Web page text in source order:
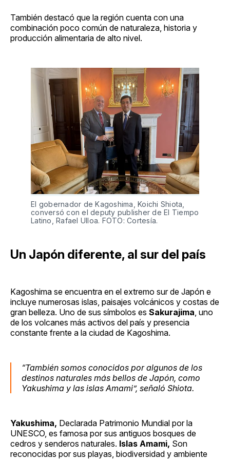
También destacó que la región cuenta con una
combinación poco común de naturaleza, historia y
producción alimentaria de alto nivel.
El gobernador de Kagoshima, Koichi Shiota,
conversó con el deputy publisher de El Tiempo
Latino, Rafael Ulloa. FOTO: Cortesía.
Un Japón diferente, al sur del país
Kagoshima se encuentra en el extremo sur de Japón e
incluye numerosas islas, paisajes volcánicos y costas de
gran belleza. Uno de sus símbolos es Sakurajima , uno
de los volcanes más activos del país y presencia
constante frente a la ciudad de Kagoshima.
“También somos conocidos por algunos de los
destinos naturales más bellos de Japón, como
Yakushima y las islas Amami”, señaló Shiota.
Yakushima, Declarada Patrimonio Mundial por la
UNESCO, es famosa por sus antiguos bosques de
cedros y senderos naturales. Islas Amami, Son
reconocidas por sus playas, biodiversidad y ambiente